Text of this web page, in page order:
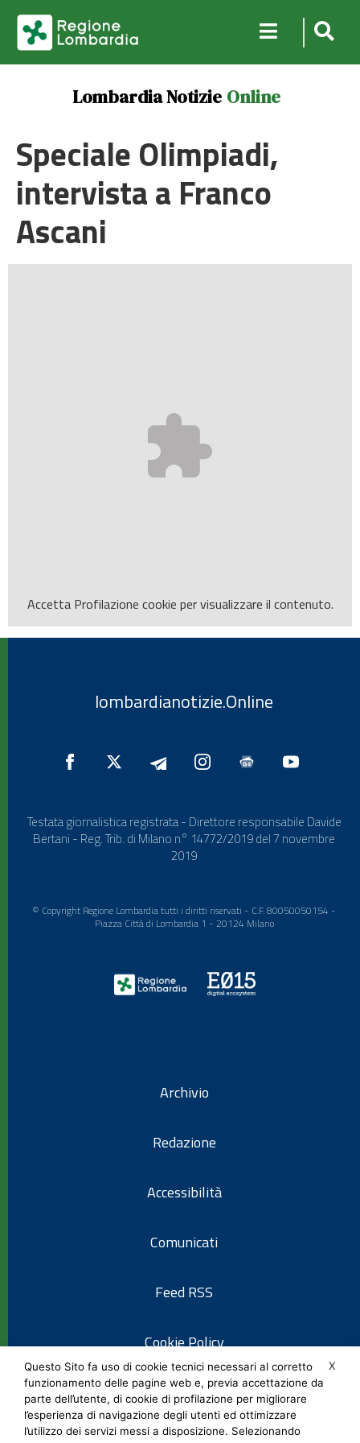
Lombardia Notizie Online
Speciale Olimpiadi,
intervista a Franco
Ascani
Accetta Profilazione cookie per visualizzare il contenuto.
lombardianotizie.Online
Testata giornalistica registrata - Direttore responsabile Davide
Bertani - Reg. Trib. di Milano n° 14772/2019 del 7 novembre
2019
© Copyright Regione Lombardia tutti i diritti riservati - C.F. 80050050154 -
Piazza Città di Lombardia 1 - 20124 Milano
Archivio
Redazione
Accessibilità
Comunicati
Feed RSS
Cookie Policy
Informativa privacy
X
Questo Sito fa uso di cookie tecnici necessari al corretto
funzionamento delle pagine web e, previa accettazione da
parte dell’utente, di cookie di profilazione per migliorare
l’esperienza di navigazione degli utenti ed ottimizzare
l’utilizzo dei servizi messi a disposizione. Selezionando